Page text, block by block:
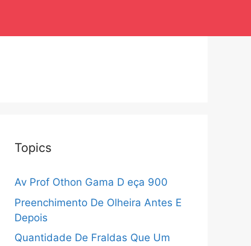
Topics
Av Prof Othon Gama D eça 900
Preenchimento De Olheira Antes E
Depois
Quantidade De Fraldas Que Um